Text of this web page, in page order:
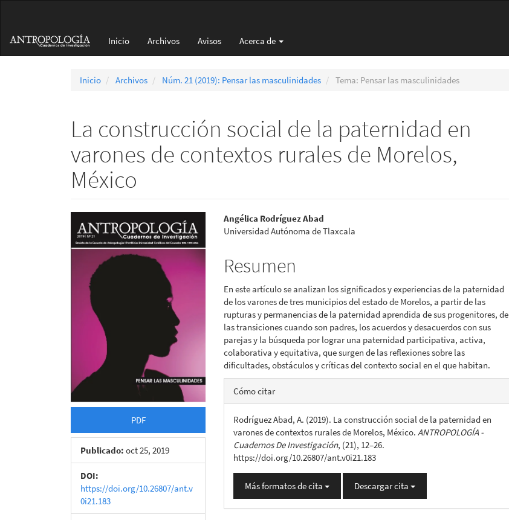
principal
Barra
Inicio Archivos Avisos Acerca de
Inicio Archivos Núm. 21 (2019): Pensar las masculinidades Tema: Pensar las masculinidades
La construcción social de la paternidad en
varones de contextos rurales de Morelos,
México
Barra
lateral
artículo
PDF
Publicado: oct 25, 2019
DOI:
https://doi.org/10.26807/ant.v
0i21.183
Contenido
principal
del
artículo
Angélica Rodríguez Abad
Universidad Autónoma de Tlaxcala
Resumen
En este artículo se analizan los significados y experiencias de la paternidad
de los varones de tres municipios del estado de Morelos, a partir de las
rupturas y permanencias de la paternidad aprendida de sus progenitores, de
las transiciones cuando son padres, los acuerdos y desacuerdos con sus
parejas y la búsqueda por lograr una paternidad participativa, activa,
colaborativa y equitativa, que surgen de las reflexiones sobre las
dificultades, obstáculos y críticas del contexto social en el que habitan.
Detalles
del
artículo
Cómo citar
Rodríguez Abad, A. (2019). La construcción social de la paternidad en
varones de contextos rurales de Morelos, México.ANTROPOLOGÍA -
Cuadernos De Investigación, (21), 12–26.
https://doi.org/10.26807/ant.v0i21.183
Más formatos de cita Descargar cita